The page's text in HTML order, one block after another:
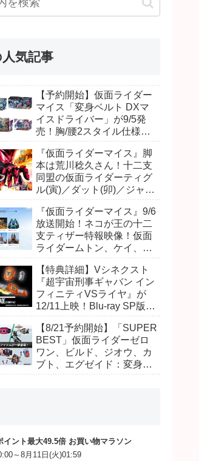
気記事
【予約開始】仮面ライダー
マイス「変身ベルト DXマ
イスドライバー」が9/5発
売！胸/腰2スタイル仕様！
ッシュ、ジャオ/バイト、ケ
イ/ショットボーンバックル
も！
『仮面ライダーマイス』脚
本は荒川稔久さん！十二支
同盟の仮面ライダーティグ
ル(寅)／ダット(卯)／ジャオ
尾達臣のキャストが発表！
トリガーのアキト金子隼也
さんも変身！
『仮面ライダーマイス』9/6
放送開始！ネコが王の十二
支ティザー特報映像！仮面
ライダームトン、ケイ、ヴ
開！ライダーは子丑寅卯辰
巳午未申酉戌亥猫猫の14
人⁉
【特典詳細】Vシネクスト
『超宇宙刑事ギャバン イン
フィニティVSライヤ』が
12/11上映！Blu-ray SP版は
(エタニティver.)」「ユカイ
ダーエモルギー」ほか豪華
特典付き！
【8/21予約開始】「SUPER
BEST」仮面ライダーゼロ
ワン、ビルド、ジオウ、カ
ブト、エグゼイド：変身ベ
イント最大49.5倍 お買い物マラソン
～8月11日(火)01:59